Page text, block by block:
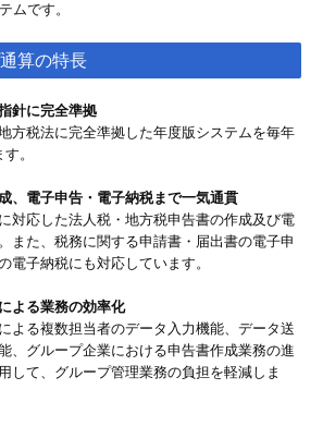
ムです。
算の特長
針に完全準拠
方税法に完全準拠した年度版システムを毎年
。
、電子申告・電子納税まで一気通貫
対応した法人税・地方税申告書の作成及び電
また、税務に関する申請書・届出書の電子申
電子納税にも対応しています。
よる業務の効率化
よる複数担当者のデータ入力機能、データ送
、グループ企業における申告書作成業務の進
して、グループ管理業務の負担を軽減しま